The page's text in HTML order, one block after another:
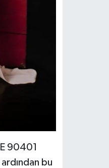
90401
bu